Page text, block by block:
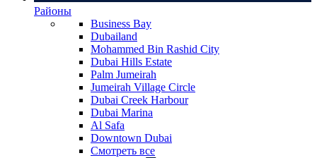
Районы
Business Bay
Dubailand
Mohammed Bin Rashid City
Dubai Hills Estate
Palm Jumeirah
Jumeirah Village Circle
Dubai Creek Harbour
Dubai Marina
Al Safa
Downtown Dubai
Смотреть все